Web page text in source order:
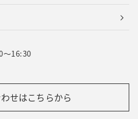
～16:30
せはこちらから